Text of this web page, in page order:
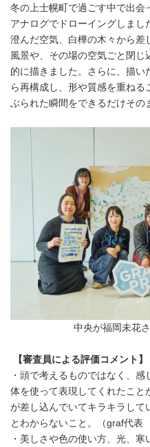
冬の上士幌町で過ごす中で出会
アナログでドローイングしまし
澄んだ空気、白樺の木々から
風景や、その場の空気ごと閉
的に描きました。さらに、描
ら再構成し、形や質感を重ねる
ぶられた瞬間をできるだけその
中央が福岡未花
【審査員による評価コメント】
・頭で考えるものではなく、
体を使って表現してくれたこと
が差し込んでいてキラキラして
とわからないこと。（graf代表
・美しさや色の使い方、光、